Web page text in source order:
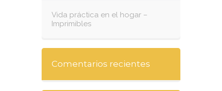
Vida práctica en el hogar –
Imprimibles
Comentarios recientes